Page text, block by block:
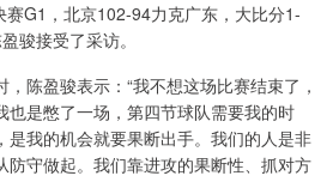
G1，北京102-94力克广东，大比分1-
骏接受了采访。
陈盈骏表示：“我不想这场比赛结束了，
也是憋了一场，第四节球队需要我的时
是我的机会就要果断出手。我们的人是非
防守做起。我们靠进攻的果断性、抓对方